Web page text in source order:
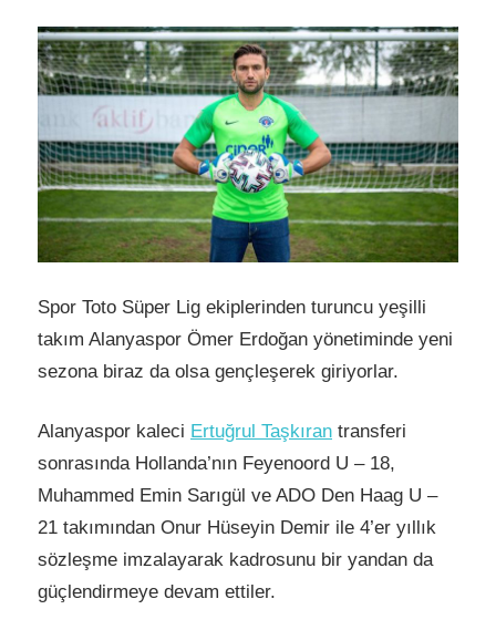
Spor Toto Süper Lig ekiplerinden turuncu yeşilli
takım Alanyaspor Ömer Erdoğan yönetiminde yeni
sezona biraz da olsa gençleşerek giriyorlar.
Alanyaspor kaleci Ertuğrul Taşkıran transferi
sonrasında Hollanda’nın Feyenoord U – 18,
Muhammed Emin Sarıgül ve ADO Den Haag U –
21 takımından Onur Hüseyin Demir ile 4’er yıllık
sözleşme imzalayarak kadrosunu bir yandan da
güçlendirmeye devam ettiler.